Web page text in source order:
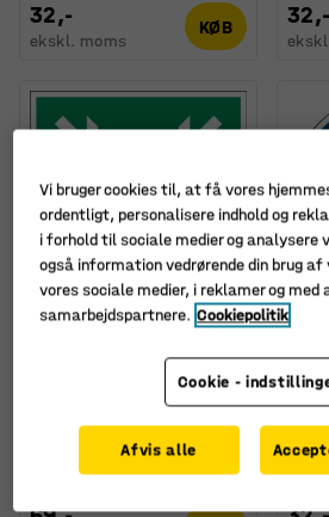
32,-
ekskl. moms
KØB 32,-
Fås i flere forskellige
Skilt, Samlingsplads ved
polypropylen, 200x200
Art. nr.:306244
Fås i
Art.
Vi bruger cookies til, at få vores
ordentligt, personalisere indhold og
i forhold til sociale medier og analysere
også information vedrørende din brug af
vores sociale medier, i reklamer og med
samarbejdspartnere. Cookiepolitik
Cookie -
Afvis alle